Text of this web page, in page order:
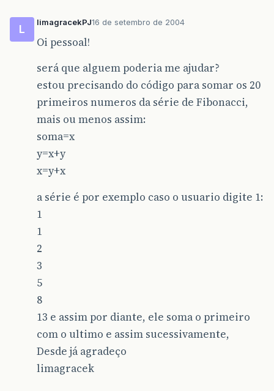
L
limagracekPJ16 de setembro de 2004
Oi pessoal!
será que alguem poderia me ajudar?
estou precisando do código para somar os 20
primeiros numeros da série de Fibonacci,
mais ou menos assim:
soma=x
y=x+y
x=y+x
a série é por exemplo caso o usuario digite 1:
1
1
2
3
5
8
13 e assim por diante, ele soma o primeiro
com o ultimo e assim sucessivamente,
Desde já agradeço
limagracek